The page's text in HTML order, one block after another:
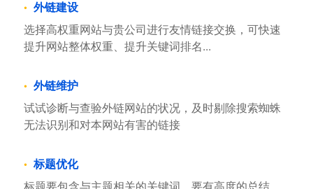
外链建设
选择高权重网站与贵公司进行友情链接交换，可快速
提升网站整体权重、提升关键词排名...
外链维护
试试诊断与查验外链网站的状况，及时剔除搜索蜘蛛
无法识别和对本网站有害的链接
标题优化